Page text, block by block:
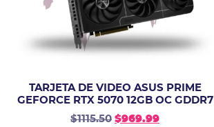
TARJETA DE VIDEO ASUS PRIME
GEFORCE RTX 5070 12GB OC GDDR7
$1115.50 $969.99